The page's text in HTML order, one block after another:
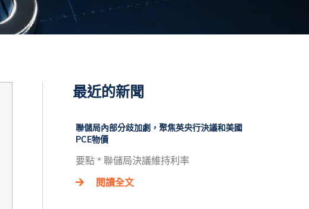
最近的新聞
聯儲局內部分歧加劇，聚焦英央行決議和美國
PCE物價
要點 * 聯儲局決議維持利率
閱讀全文